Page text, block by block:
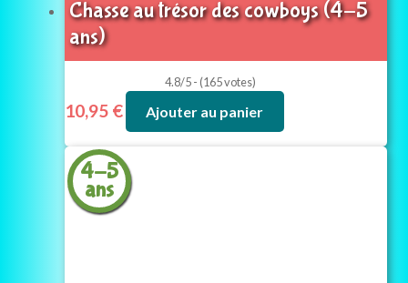
Chasse au trésor des cowboys (4-5
ans)
4.8/5 - (165 votes)
10,95 € Ajouter au panier
4-5
ans